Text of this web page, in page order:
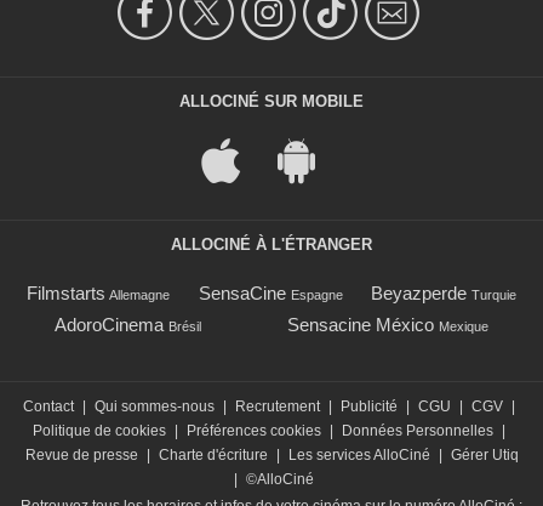
ALLOCINÉ SUR MOBILE
ALLOCINÉ À L'ÉTRANGER
Filmstarts Allemagne SensaCine Espagne Beyazperde Turquie
AdoroCinema Brésil Sensacine México Mexique
Contact Qui sommes-nous Recrutement Publicité CGU CGV
Politique de cookies
Préférences cookies Données Personnelles
Revue de presse
Charte d'écriture Les services AlloCiné
Gérer Utiq
©AlloCiné